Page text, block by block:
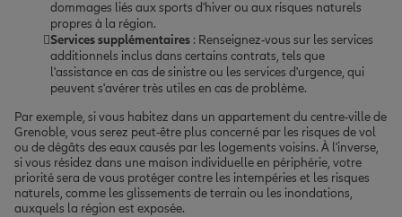
dommages liés aux sports d'hiver ou aux risques naturels
propres à la région.
Services supplémentaires : Renseignez-vous sur les services
additionnels inclus dans certains contrats, tels que
l'assistance en cas de sinistre ou les services d'urgence, qui
peuvent s'avérer très utiles en cas de problème.
Par exemple, si vous habitez dans un appartement du centre-ville de
Grenoble, vous serez peut-être plus concerné par les risques de vol
ou de dégâts des eaux causés par les logements voisins. À l'inverse,
si vous résidez dans une maison individuelle en périphérie, votre
priorité sera de vous protéger contre les intempéries et les risques
naturels, comme les glissements de terrain ou les inondations,
auxquels la région est exposée.